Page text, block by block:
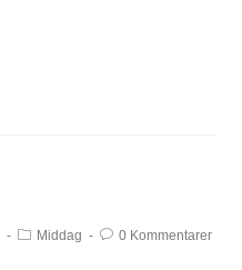
Middag 0 Kommentarer